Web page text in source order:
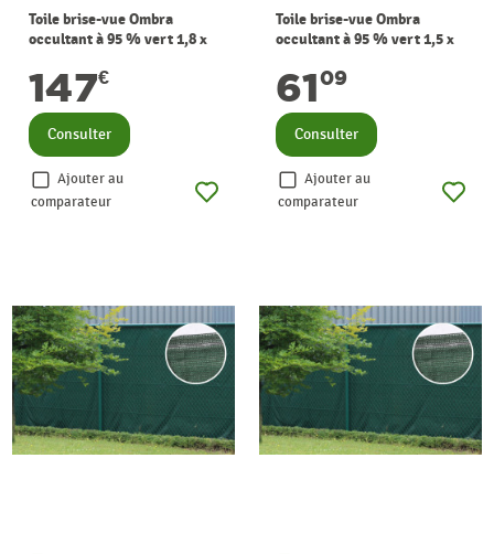
Toile brise-vue Ombra
occultant à 95 % vert 1,8 x
147€
Consulter
Ajouter au
comparateur
Toile brise-vue Ombra
occultant à 95 % vert 1,5 x
6109
Consulter
Ajouter au
comparateur